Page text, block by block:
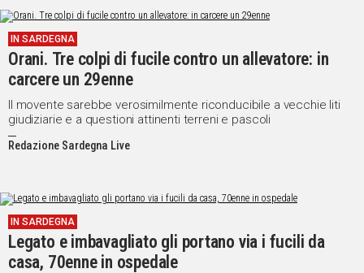
IN SARDEGNA
Orani. Tre colpi di fucile contro un allevatore: in
carcere un 29enne
Il movente sarebbe verosimilmente riconducibile a vecchie liti
giudiziarie e a questioni attinenti terreni e pascoli
Redazione Sardegna Live
IN SARDEGNA
Legato e imbavagliato gli portano via i fucili da
casa, 70enne in ospedale